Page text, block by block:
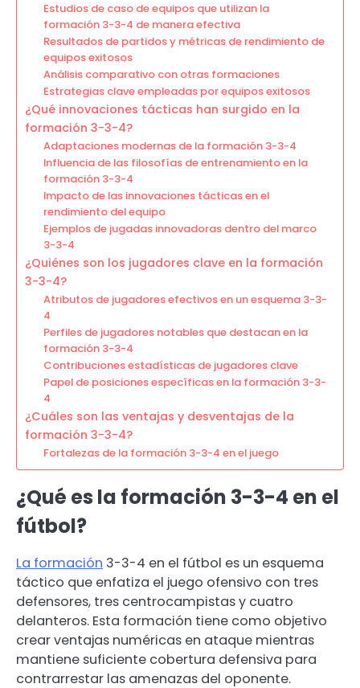
Estudios de caso de equipos que utilizan la
formación 3-3-4 de manera efectiva
Resultados de partidos y métricas de rendimiento de
equipos exitosos
Análisis comparativo con otras formaciones
Estrategias clave empleadas por equipos exitosos
¿Qué innovaciones tácticas han surgido en la
formación 3-3-4?
Adaptaciones modernas de la formación 3-3-4
Influencia de las filosofías de entrenamiento en la
formación 3-3-4
Impacto de las innovaciones tácticas en el
rendimiento del equipo
Ejemplos de jugadas innovadoras dentro del marco
3-3-4
¿Quiénes son los jugadores clave en la formación
3-3-4?
Atributos de jugadores efectivos en un esquema 3-3-
4
Perfiles de jugadores notables que destacan en la
formación 3-3-4
Contribuciones estadísticas de jugadores clave
Papel de posiciones específicas en la formación 3-3-
4
¿Cuáles son las ventajas y desventajas de la
formación 3-3-4?
Fortalezas de la formación 3-3-4 en el juego
¿Qué es la formación 3-3-4 en el
fútbol?
La formación 3-3-4 en el fútbol es un esquema
táctico que enfatiza el juego ofensivo con tres
defensores, tres centrocampistas y cuatro
delanteros. Esta formación tiene como objetivo
crear ventajas numéricas en ataque mientras
mantiene suficiente cobertura defensiva para
contrarrestar las amenazas del oponente.